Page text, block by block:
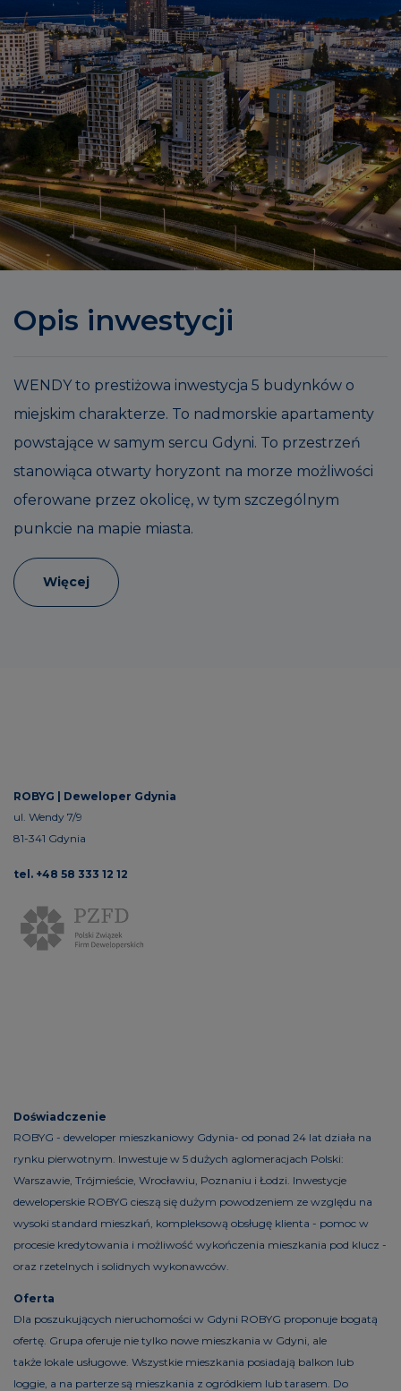
Opis inwestycji
WENDY to prestiżowa inwestycja 5 budynków o
miejskim charakterze. To nadmorskie apartamenty
powstające w samym sercu Gdyni. To przestrzeń
stanowiąca otwarty horyzont na morze możliwości
oferowane przez okolicę, w tym szczególnym
punkcie na mapie miasta.
Więcej
ROBYG | Deweloper Gdynia
ul. Wendy 7/9
81-341 Gdynia
tel. +48 58 333 12 12
Doświadczenie
ROBYG - deweloper mieszkaniowy Gdynia- od ponad 24 lat działa na
rynku pierwotnym. Inwestuje w 5 dużych aglomeracjach Polski:
Warszawie, Trójmieście, Wrocławiu, Poznaniu i Łodzi. Inwestycje
deweloperskie ROBYG cieszą się dużym powodzeniem ze względu na
wysoki standard mieszkań, kompleksową obsługę klienta - pomoc w
procesie kredytowania i możliwość wykończenia mieszkania pod klucz -
oraz rzetelnych i solidnych wykonawców.
Oferta
Dla poszukujących nieruchomości w Gdyni ROBYG proponuje bogatą
ofertę. Grupa oferuje nie tylko nowe mieszkania w Gdyni, ale
także lokale usługowe. Wszystkie mieszkania posiadają balkon lub
loggie, a na parterze są mieszkania z ogródkiem lub tarasem. Do